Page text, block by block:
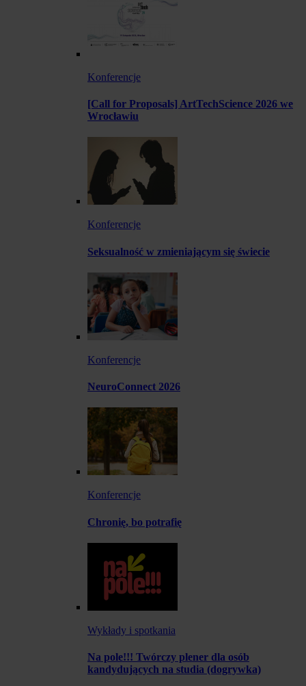
Konferencje
[Call for Proposals] ArtTechScience 2026 we
Wrocławiu
Konferencje
Seksualność w zmieniającym się świecie
Konferencje
NeuroConnect 2026
Konferencje
Chronię, bo potrafię
Wykłady i spotkania
Na pole!!! Twórczy plener dla osób
kandydujących na studia (dogrywka)